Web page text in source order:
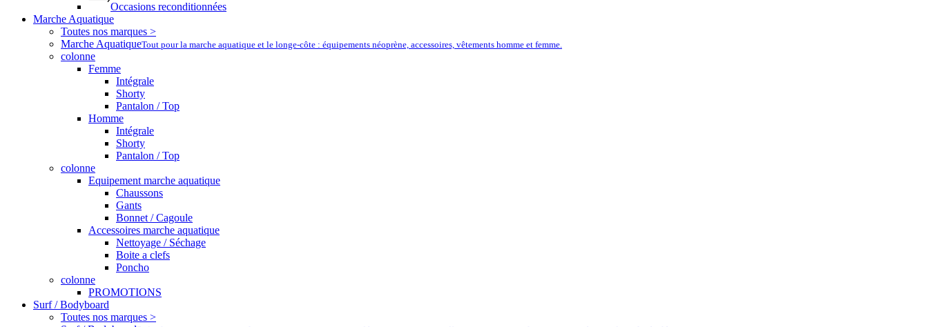
Occasions reconditionnées
Marche Aquatique
Toutes nos marques >
Marche AquatiqueTout pour la marche aquatique et le longe-côte : équipements néoprène, accessoires, vêtements homme et femme.
colonne
Femme
Intégrale
Shorty
Pantalon / Top
Homme
Intégrale
Shorty
Pantalon / Top
colonne
Equipement marche aquatique
Chaussons
Gants
Bonnet / Cagoule
Accessoires marche aquatique
Nettoyage / Séchage
Boite a clefs
Poncho
colonne
PROMOTIONS
Surf / Bodyboard
Toutes nos marques >